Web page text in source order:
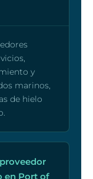
y
marinos,
de hielo
en Port of